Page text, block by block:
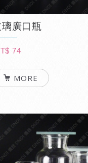
廣口瓶
74
MORE